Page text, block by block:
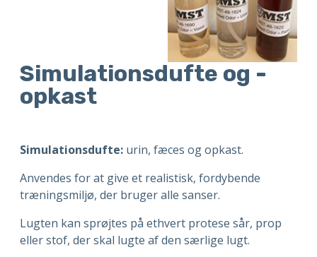
Simulationsdufte og -
opkast
Simulationsdufte: urin, fæces og opkast.
Anvendes for at give et realistisk, fordybende
træningsmiljø, der bruger alle sanser.
Lugten kan sprøjtes på ethvert protese sår, prop
ellerstof, der skal lugte af den særlige lugt.